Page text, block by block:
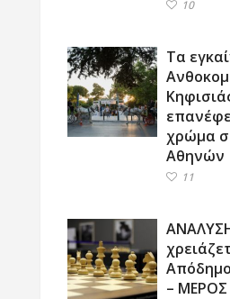
10
Τα
χρώμα
Αθηνών
11
– ΜΕΡΟΣ